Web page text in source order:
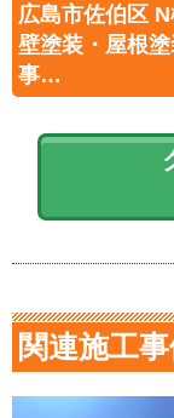
広島市佐伯区
壁塗装・屋根
事…
関連施工事